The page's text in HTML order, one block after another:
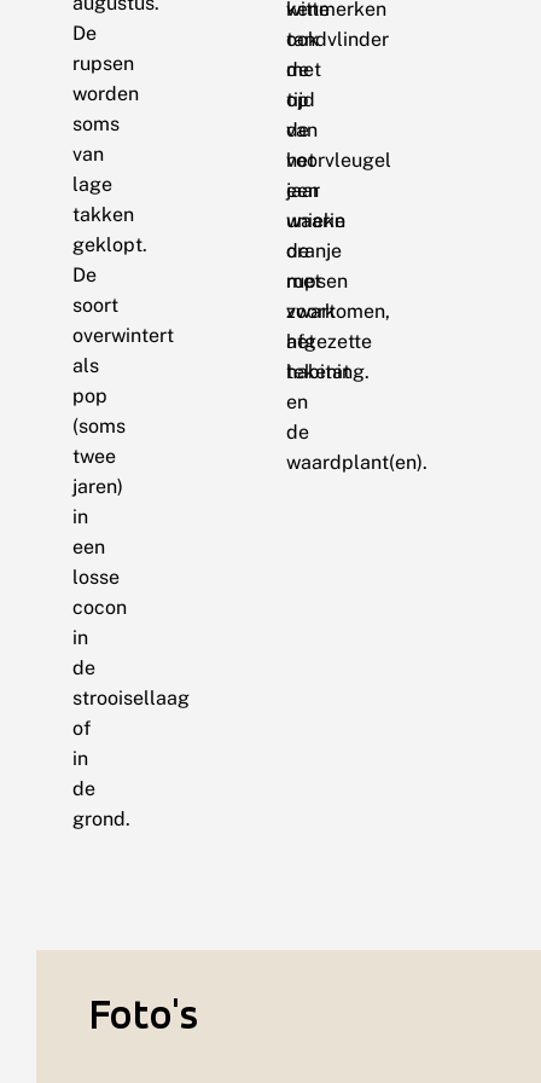
De
rupsen
worden
soms
van
lage
takken
geklopt.
De
soort
overwintert
als
pop
(soms
twee
jaren)
in
een
losse
cocon
in
de
strooisellaag
of
in
de
grond.
witte
tandvlinder
met
op
de
voorvleugel
een
unieke
oranje
met
zwart
afgezette
tekening.
kenmerken
ook
de
tijd
van
het
jaar
waarin
de
rupsen
voorkomen,
het
habitat
en
de
waardplant(en).
Foto's